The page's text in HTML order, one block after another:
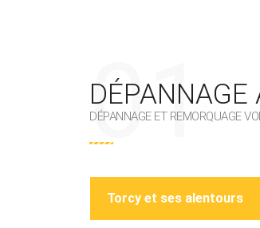
DÉPANNAGE
DÉPANNAGE ET REMORQUAGE
Torcy et ses alentours